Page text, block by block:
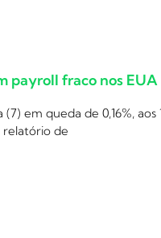
payroll fraco nos
em queda de 0,16%,
relatório de